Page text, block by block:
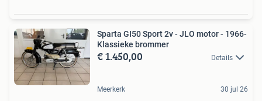
Sparta GI50 Sport 2v - JLO motor - 1966-
Klassieke brommer
€ 1.450,00 Details
Meerkerk 30 jul 26